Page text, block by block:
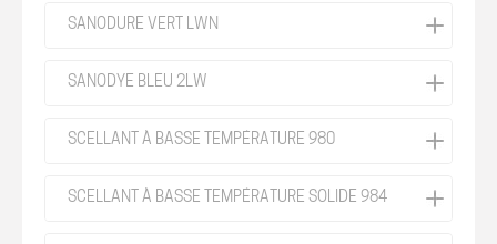
SANODURE VERT LWN
SANODYE BLEU 2LW
SCELLANT À BASSE TEMPÉRATURE 980
SCELLANT À BASSE TEMPÉRATURE SOLIDE 984